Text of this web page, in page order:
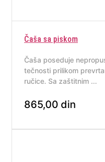
Čaša sa piskom
Čaša poseduje
tečnosti prilikom
ručice. Sa zaštitnim ...
865,00 din